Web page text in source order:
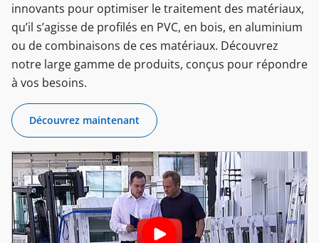
innovants pour optimiser le traitement des matériaux,
qu’il s’agisse de profilés en PVC, en bois, en aluminium
ou de combinaisons de ces matériaux. Découvrez
notre large gamme de produits, conçus pour répondre
à vos besoins.
Découvrez maintenant